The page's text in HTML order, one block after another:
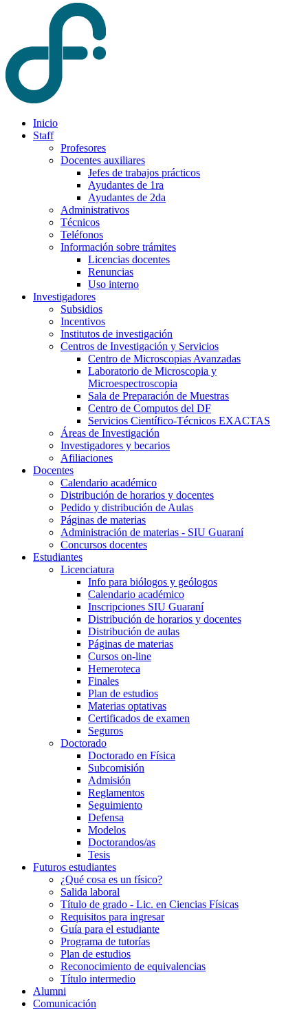
Inicio
Staff
Profesores
Docentes auxiliares
Jefes de trabajos prácticos
Ayudantes de 1ra
Ayudantes de 2da
Administrativos
Técnicos
Teléfonos
Información sobre trámites
Licencias docentes
Renuncias
Uso interno
Investigadores
Subsidios
Incentivos
Institutos de investigación
Centros de Investigación y Servicios
Centro de Microscopias Avanzadas
Laboratorio de Microscopia y
Microespectroscopia
Sala de Preparación de Muestras
Centro de Computos del DF
Servicios Científico-Técnicos EXACTAS
Áreas de Investigación
Investigadores y becarios
Afiliaciones
Docentes
Calendario académico
Distribución de horarios y docentes
Pedido y distribución de Aulas
Páginas de materias
Administración de materias - SIU Guaraní
Concursos docentes
Estudiantes
Licenciatura
Info para biólogos y geólogos
Calendario académico
Inscripciones SIU Guaraní
Distribución de horarios y docentes
Distribución de aulas
Páginas de materias
Cursos on-line
Hemeroteca
Finales
Plan de estudios
Materias optativas
Certificados de examen
Seguros
Doctorado
Doctorado en Física
Subcomisión
Admisión
Reglamentos
Seguimiento
Defensa
Modelos
Doctorandos/as
Tesis
Futuros estudiantes
¿Qué cosa es un físico?
Salida laboral
Título de grado - Lic. en Ciencias Físicas
Requisitos para ingresar
Guía para el estudiante
Programa de tutorías
Plan de estudios
Reconocimiento de equivalencias
Título intermedio
Alumni
Comunicación